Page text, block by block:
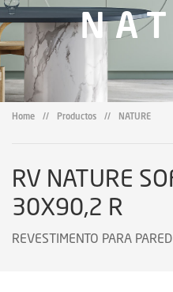
Downloads
Catalogos
Certificados
Orientaciones Técnicas
Showroom
Home // Productos // NATURE
RV NATURE
30X90,2 R
REVESTIMENTO PARA